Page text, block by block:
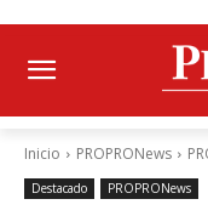
Inicio PROPRONews
Destacado PROPRONews